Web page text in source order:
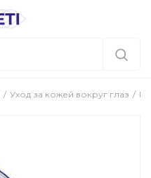
Уход за кожей вокруг глаз